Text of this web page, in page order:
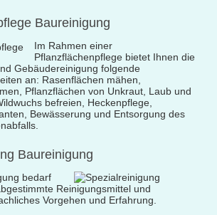
Baureinigung
Im Rahmen einer
Pflanzflächenpflege bietet Ihnen die
Gebäudereinigung folgende
an: Rasenflächen mähen,
Pflanzflächen von Unkraut, Laub und
befreien, Heckenpflege,
Bewässerung und Entsorgung des
Baureinigung
bedarf
Reinigungsmittel und
Vorgehen und Erfahrung.